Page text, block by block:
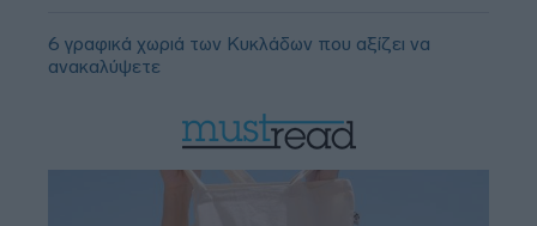
6 γραφικά χωριά των Κυκλάδων που αξίζει να
ανακαλύψετε